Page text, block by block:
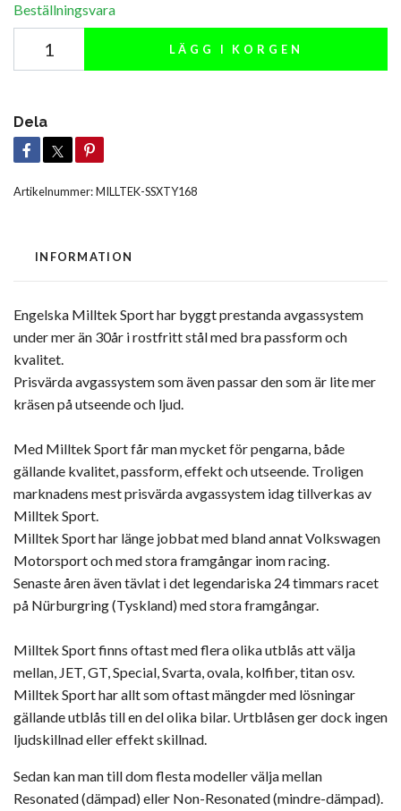
Beställningsvara
LÄGG I KORGEN
Dela
Artikelnummer:MILLTEK-SSXTY168
INFORMATION
Engelska Milltek Sport har byggt prestanda avgassystem
under mer än 30år i rostfritt stål med bra passform och
kvalitet.
Prisvärda avgassystem som även passar den som är lite mer
kräsen på utseende och ljud.
Med Milltek Sport får man mycket för pengarna, både
gällande kvalitet, passform, effekt och utseende. Troligen
marknadens mest prisvärda avgassystem idag tillverkas av
Milltek Sport.
Milltek Sport har länge jobbat med bland annat Volkswagen
Motorsport och med stora framgångar inom racing.
Senaste åren även tävlat i det legendariska 24 timmars racet
på Nürburgring (Tyskland) med stora framgångar.
Milltek Sport finns oftast med flera olika utblås att välja
mellan, JET, GT, Special, Svarta, ovala, kolfiber, titan osv.
Milltek Sport har allt som oftast mängder med lösningar
gällande utblås till en del olika bilar. Urtblåsen ger dock ingen
ljudskillnad eller effekt skillnad.
Sedan kan man till dom flesta modeller välja mellan
Resonated (dämpad) eller Non-Resonated (mindre-dämpad).